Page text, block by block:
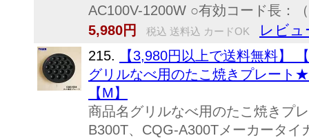
AC100V-1200W ○有効コード長：
5,980円
税込 送料込 カードOK レビュ
215.
【3,980円以上で送料無料】
グリルなべ用のたこ焼きプレート
【M】
商品名グリルなべ用のたこ焼きプ
B300T、CQG-A300Tメーカータ